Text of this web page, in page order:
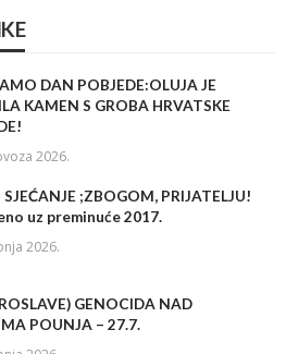
DAN POBJEDE:OLUJA JE
KAMEN S GROBA HRVATSKE
2026.
SJEĆANJE ;ZBOGOM, PRIJATELJU!
uz preminuće 2017.
2026.
GENOCIDA NAD
POUNJA – 27.7.